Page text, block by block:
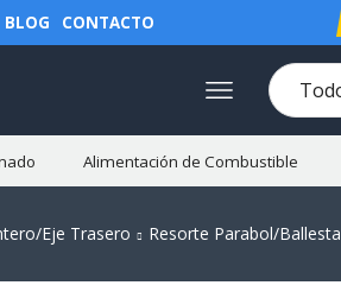
BLOG CONTACTO
Alimentación de Combustible
Eje Trasero Resorte Parabol/Ballesta